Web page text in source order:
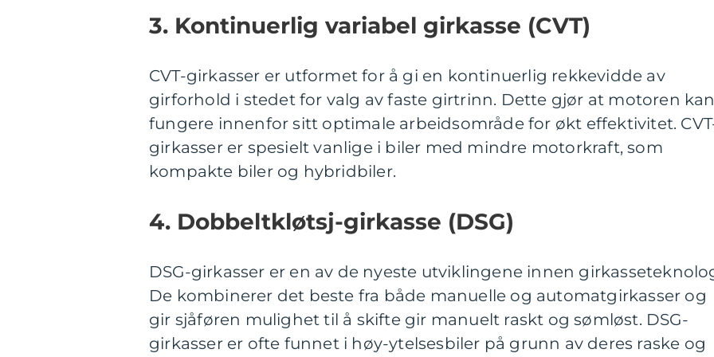
3. Kontinuerlig variabel girkasse (CVT)
CVT-girkasser er utformet for å gi en kontinuerlig rekkevidde av
girforhold i stedet for valg av faste girtrinn. Dette gjør at motoren kan
fungere innenfor sitt optimale arbeidsområde for økt effektivitet.
girkasser er spesielt vanlige i biler med mindre motorkraft, som
kompakte biler og hybridbiler.
4. Dobbeltkløtsj-girkasse (DSG)
DSG-girkasser er en av de nyeste utviklingene innen
De kombinerer det beste fra både manuelle og automatgirkasser og
gir sjåføren mulighet til å skifte gir manuelt raskt og sømløst. DSG-
girkasser er ofte funnet i høy-ytelsesbiler på grunn av deres raske og